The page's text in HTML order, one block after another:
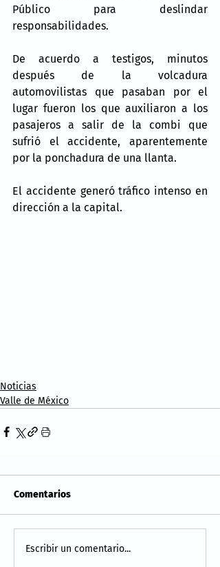
Público para deslindar
responsabilidades.
De acuerdo a testigos, minutos
después de la volcadura
automovilistas que pasaban por el
lugar fueron los que auxiliaron a los
pasajeros a salir de la combi que
sufrió el accidente, aparentemente
por la ponchadura de una llanta.
El accidente generó tráfico intenso en
dirección a la capital.
Noticias
Valle de México
Comentarios
Escribir un comentario...